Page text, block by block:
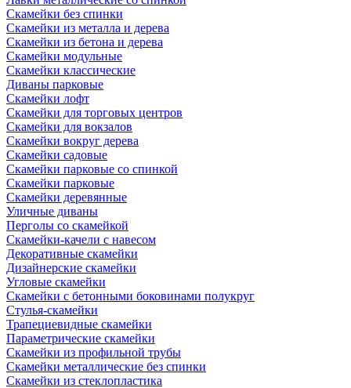
Скамейки без спинки
Скамейки из металла и дерева
Скамейки из бетона и дерева
Скамейки модульные
Скамейки классические
Диваны парковые
Скамейки лофт
Скамейки для торговых центров
Скамейки для вокзалов
Скамейки вокруг дерева
Скамейки садовые
Скамейки парковые со спинкой
Скамейки парковые
Скамейки деревянные
Уличные диваны
Перголы со скамейкой
Скамейки-качели с навесом
Декоративные скамейки
Дизайнерские скамейки
Угловые скамейки
Скамейки с бетонными боковинами полукруг
Стулья-скамейки
Трапециевидные скамейки
Параметрические скамейки
Скамейки из профильной трубы
Скамейки металлические без спинки
Скамейки из стеклопластика